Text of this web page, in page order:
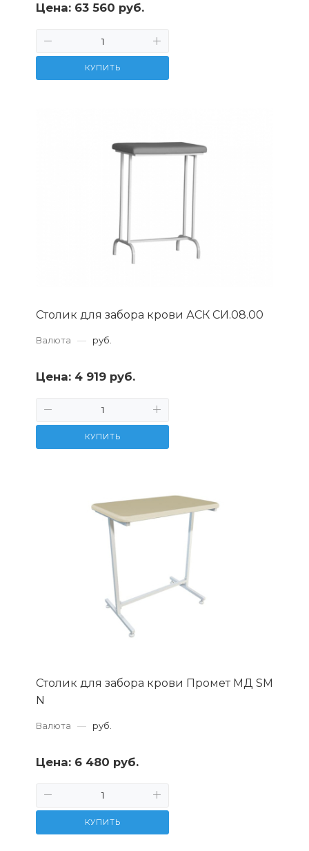
Цена: 63 560 руб.
КУПИТЬ
Столик для забора крови АСК СИ.08.00
Валюта — руб.
Цена: 4 919 руб.
КУПИТЬ
Столик для забора крови Промет МД SM
N
Валюта — руб.
Цена: 6 480 руб.
КУПИТЬ